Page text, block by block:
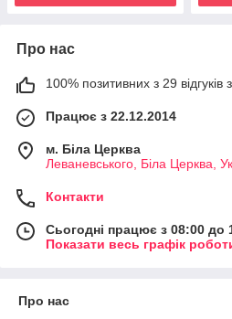
Про нас
100% позитивних з 29 відгуків
Працює з 22.12.2014
м. Біла Церква
Леваневського, Біла Церква,
Контакти
Сьогодні працює з 08:00 до
Показати весь графік
Про нас